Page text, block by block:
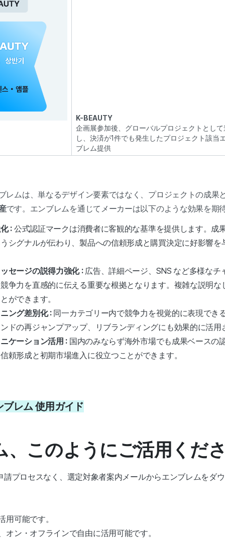
K-BEAUTY
企画展参加後、グローバルプロジェクトとして
し、決済が1件でも発生したプロジェクト該当
ブレム提供
レムは、単なるデザイン要素ではなく、プロジェクトの成果
です。エンブレムを通じてメーカーは以下のような効果を期
: 公式認証マークは消費者に客観的な基準を提供します。成
シグナルが伝わり、製品への信頼形成と購買決定に好影響を
セージの説得力強化 : 広告、詳細ページ、SNS など多様なチ
争力を直感的に伝える重要な根拠となります。複雑な説明な
ができます。
ング差別化 : 同一カテゴリー内で競争力を視覚的に表現でき
ドの再ジャンプアップ、リブランディングにも効果的に活用
ケーション活用 : 国内のみならず海外市場でも成果ベースの
頼形成と初期市場進入に役立つことができます。
レム 使用ガイド
、このようにご活用くだ
請プロセスなく、選定対象者案内メールからエンブレムをダ
用可能です。
オン・オフラインで自由に活用可能です。